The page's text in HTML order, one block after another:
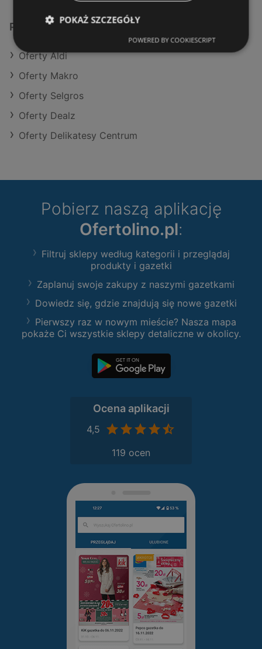
Podobne sklepy detaliczne
Oferty Aldi
Oferty Makro
Oferty Selgros
Oferty Dealz
Oferty Delikatesy Centrum
Pobierz naszą aplikację
Ofertolino.pl:
Filtruj sklepy według kategorii i przeglądaj
produkty i gazetki
Zaplanuj swoje zakupy z naszymi gazetkami
Dowiedz się, gdzie znajdują się nowe gazetki
Pierwszy raz w nowym mieście? Nasza mapa
pokaże Ci wszystkie sklepy detaliczne w okolicy.
Ocena aplikacji
4,5
119 ocen
POKAŻ SZCZEGÓŁY
POWERED BY COOKIESCRIPT